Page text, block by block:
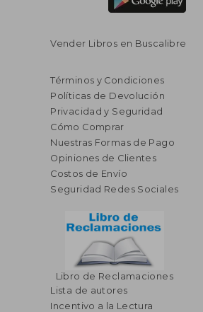
Vender Libros en Buscalibre
Términos y Condiciones
Políticas de Devolución
Privacidad y Seguridad
Cómo Comprar
Nuestras Formas de Pago
Opiniones de Clientes
Costos de Envío
Seguridad Redes Sociales
Libro de Reclamaciones
Lista de autores
Incentivo a la Lectura